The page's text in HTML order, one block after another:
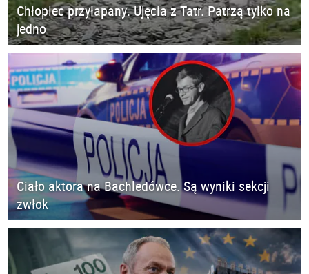
Chłopiec przyłapany. Ujęcia z Tatr. Patrzą tylko na
jedno
Ciało aktora na Bachledówce. Są wyniki sekcji
zwłok